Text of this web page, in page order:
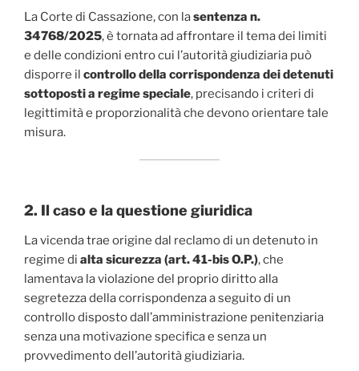
La Corte di Cassazione, con lasentenza n.
34768/2025, è tornata ad affrontare il tema dei limiti
e delle condizioni entro cui l’autorità giudiziaria può
disporre il controllo della corrispondenza dei detenuti
sottoposti a regime speciale, precisando i criteri di
legittimità e proporzionalità che devono orientare tale
misura.
2. Il caso e la questione giuridica
La vicenda trae origine dal reclamo di un detenuto in
regime di alta sicurezza (art. 41-bis O.P.), che
lamentava la violazione del proprio diritto alla
segretezza della corrispondenza a seguito di un
controllo disposto dall’amministrazione penitenziaria
senza una motivazione specifica e senza un
provvedimento dell’autorità giudiziaria.